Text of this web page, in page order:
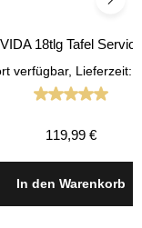
von 4.92 von 5
VIDA 18tlg Tafel Service
Regulärer Preis:
119,99 €
In den Warenkorb